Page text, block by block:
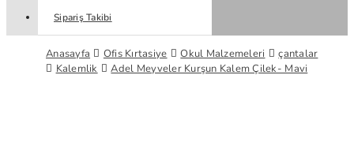
Sipariş Takibi
Anasayfa Ofis Kırtasiye Okul Malzemeleri
çantalar
Kalemlik
Adel Meyveler Kurşun Kalem Çilek- Mavi